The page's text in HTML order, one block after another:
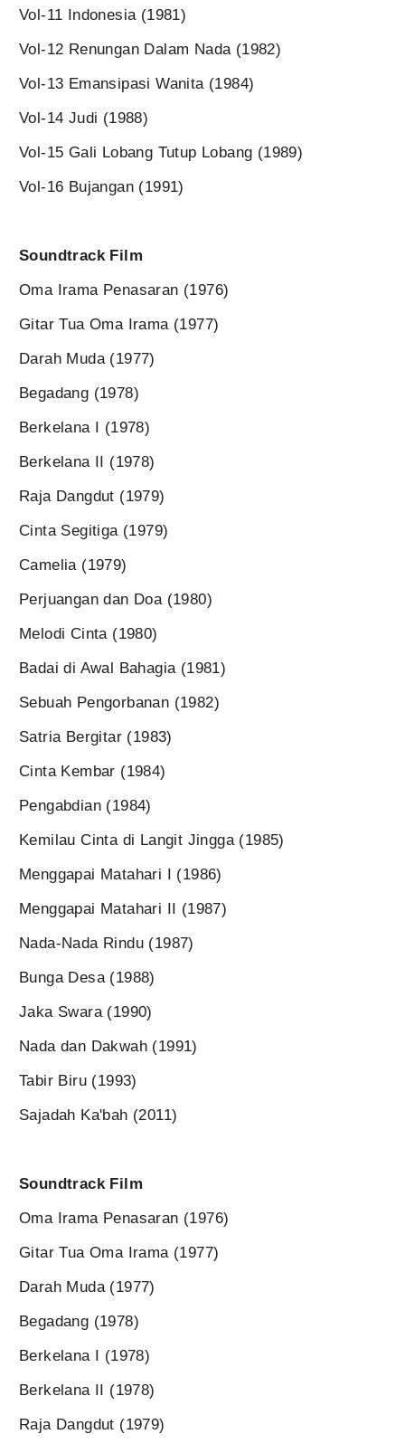
Vol-11 Indonesia (1981)
Vol-12 Renungan Dalam Nada (1982)
Vol-13 Emansipasi Wanita (1984)
Vol-14 Judi (1988)
Vol-15 Gali Lobang Tutup Lobang (1989)
Vol-16 Bujangan (1991)
Soundtrack Film
Oma Irama Penasaran (1976)
Gitar Tua Oma Irama (1977)
Darah Muda (1977)
Begadang (1978)
Berkelana I (1978)
Berkelana II (1978)
Raja Dangdut (1979)
Cinta Segitiga (1979)
Camelia (1979)
Perjuangan dan Doa (1980)
Melodi Cinta (1980)
Badai di Awal Bahagia (1981)
Sebuah Pengorbanan (1982)
Satria Bergitar (1983)
Cinta Kembar (1984)
Pengabdian (1984)
Kemilau Cinta di Langit Jingga (1985)
Menggapai Matahari I (1986)
Menggapai Matahari II (1987)
Nada-Nada Rindu (1987)
Bunga Desa (1988)
Jaka Swara (1990)
Nada dan Dakwah (1991)
Tabir Biru (1993)
Sajadah Ka'bah (2011)
Soundtrack Film
Oma Irama Penasaran (1976)
Gitar Tua Oma Irama (1977)
Darah Muda (1977)
Begadang (1978)
Berkelana I (1978)
Berkelana II (1978)
Raja Dangdut (1979)